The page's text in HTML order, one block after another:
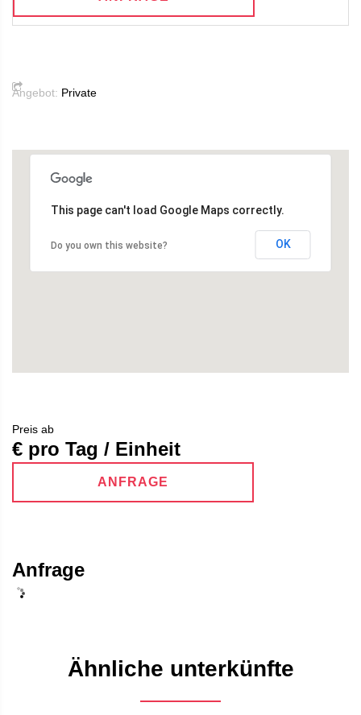
Angebot: Private
This page can't load Google Maps correctly.
Do you own this website? OK
Preis ab
€ pro Tag / Einheit
ANFRAGE
Anfrage
Ähnliche unterkünfte